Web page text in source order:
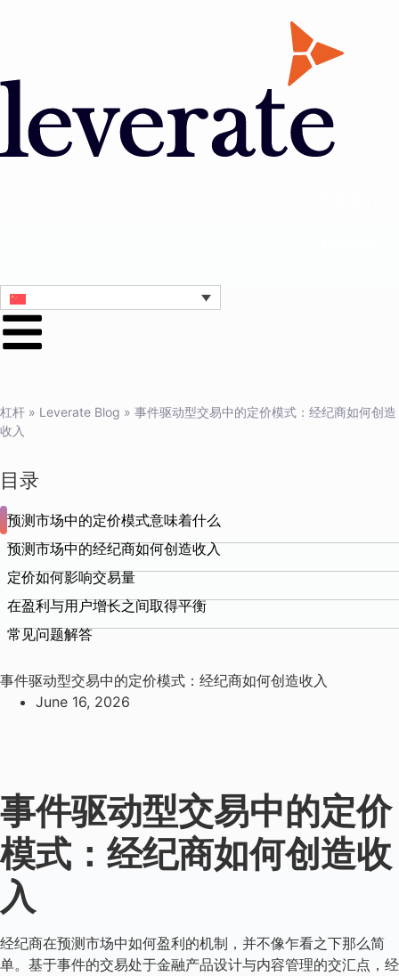
杠杆 » Leverate Blog » 事件驱动型交易中的定价模式：经纪商如何创造
收入
目录
预测市场中的定价模式意味着什么
预测市场中的经纪商如何创造收入
定价如何影响交易量
在盈利与用户增长之间取得平衡
常见问题解答
事件驱动型交易中的定价模式：经纪商如何创造收入
June 16, 2026
事件驱动型交易中的定价
模式：经纪商如何创造收
入
经纪商在预测市场中如何盈利的机制，并不像乍看之下那么简
单。基于事件的交易处于金融产品设计与内容管理的交汇点，经